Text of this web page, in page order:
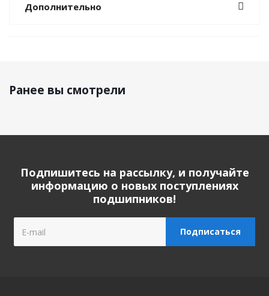
Дополнительно
Ранее вы смотрели
Подпишитесь на рассылку, и получайте
информацию о новых поступлениях
подшипников!